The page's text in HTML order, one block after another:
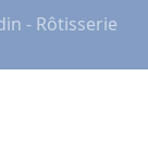
- Rôtisserie